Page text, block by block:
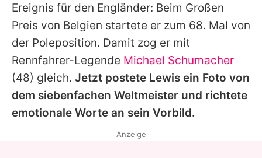
Utiq verwalten
Ereignis für den Engländer: Beim Großen
Preis von Belgien startete er zum 68. Mal von
der Poleposition. Damit zog er mit
Rennfahrer-Legende Michael Schumacher
(48) gleich. Jetzt postete Lewis ein Foto von
dem siebenfachen Weltmeister und richtete
emotionale Worte an sein Vorbild.
Anzeige